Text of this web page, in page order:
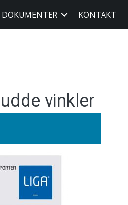
DOKUMENTER KONTAKT
vinkler